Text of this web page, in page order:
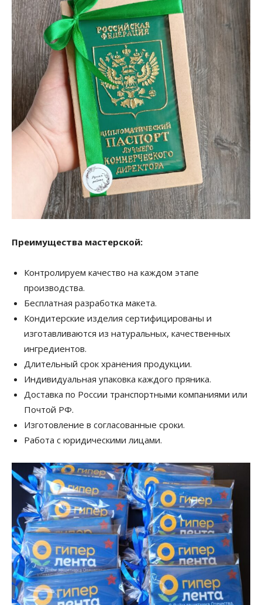
Преимущества мастерской:
Контролируем качество на каждом этапе
производства.
Бесплатная разработка макета.
Кондитерские изделия сертифицированы и
изготавливаются из натуральных, качественных
ингредиентов.
Длительный срок хранения продукции.
Индивидуальная упаковка каждого пряника.
Доставка по России транспортными компаниями или
Почтой РФ.
Изготовление в согласованные сроки.
Работа с юридическими лицами.